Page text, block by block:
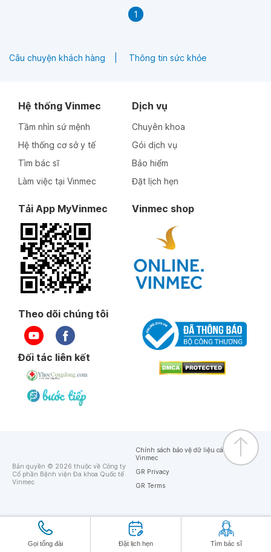
1
Câu chuyện khách hàng Thông tin sức khỏe
Gọi tổng đài Đặt lịch hẹn Tìm bác sĩ
Hệ thống Vinmec
Tầm nhìn sứ mệnh
Hệ thống cơ sở y tế
Tìm bác sĩ
Làm việc tại Vinmec
Dịch vụ
Chuyên khoa
Gói dịch vụ
Bảo hiểm
Đặt lịch hẹn
Tải App MyVinmec Vinmec shop
Theo dõi chúng tôi
Đối tác liên kết
Bản quyền © 2026 thuộc về Công ty
Cổ phần Bệnh viện Đa khoa Quốc tế
Vinmec
Chính sách bảo vệ dữ liệu cá nhân của
Vinmec
GR Privacy
GR Terms